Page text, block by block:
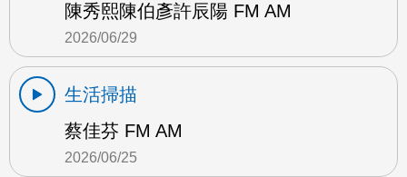
陳秀熙陳伯彥許辰陽 FM AM
2026/06/29
生活掃描
蔡佳芬 FM AM
2026/06/25